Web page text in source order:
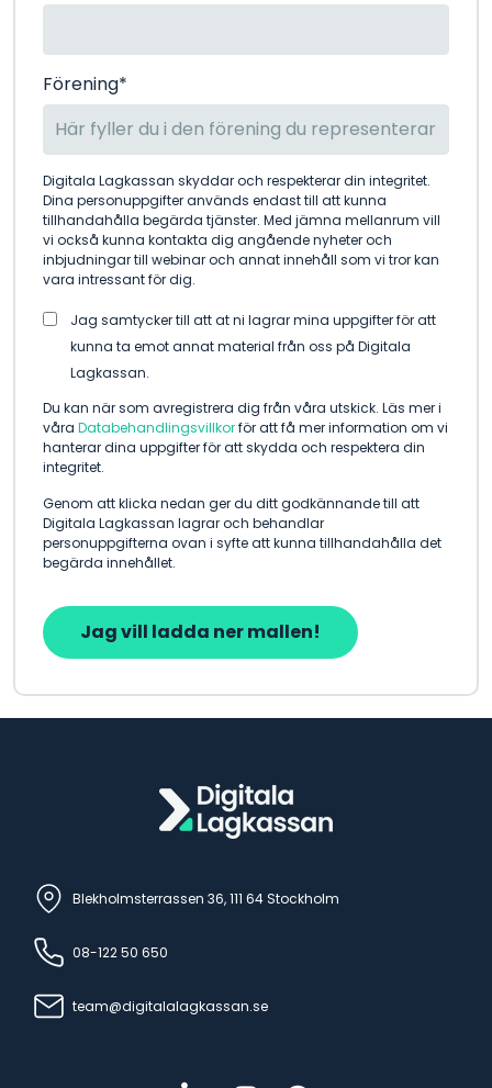
Förening*
Digitala Lagkassan skyddar och respekterar din integritet.
Dina personuppgifter används endast till att kunna
tillhandahålla begärda tjänster. Med jämna mellanrum vill
vi också kunna kontakta dig angående nyheter och
inbjudningar till webinar och annat innehåll som vi tror kan
vara intressant för dig.
Jag samtycker till att at ni lagrar mina uppgifter för att
kunna ta emot annat material från oss på Digitala
Lagkassan.
Du kan när som avregistrera dig från våra utskick. Läs mer i
våra Databehandlingsvillkorför att få mer information om vi
hanterar dina uppgifter för att skydda och respektera din
integritet.
Genom att klicka nedan ger du ditt godkännande till att
Digitala Lagkassan lagrar och behandlar
personuppgifterna ovan i syfte att kunna tillhandahålla det
begärda innehållet.
Blekholmsterrassen 36, 111 64 Stockholm
08-122 50 650
team@digitalalagkassan.se